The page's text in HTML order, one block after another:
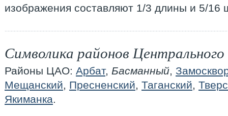
изображения составляют 1/3 длины и 5/
Символика районов
Районы ЦАО: Арбат, Басманный,
Мещанский, Пресненский, Таганский,
Якиманка.